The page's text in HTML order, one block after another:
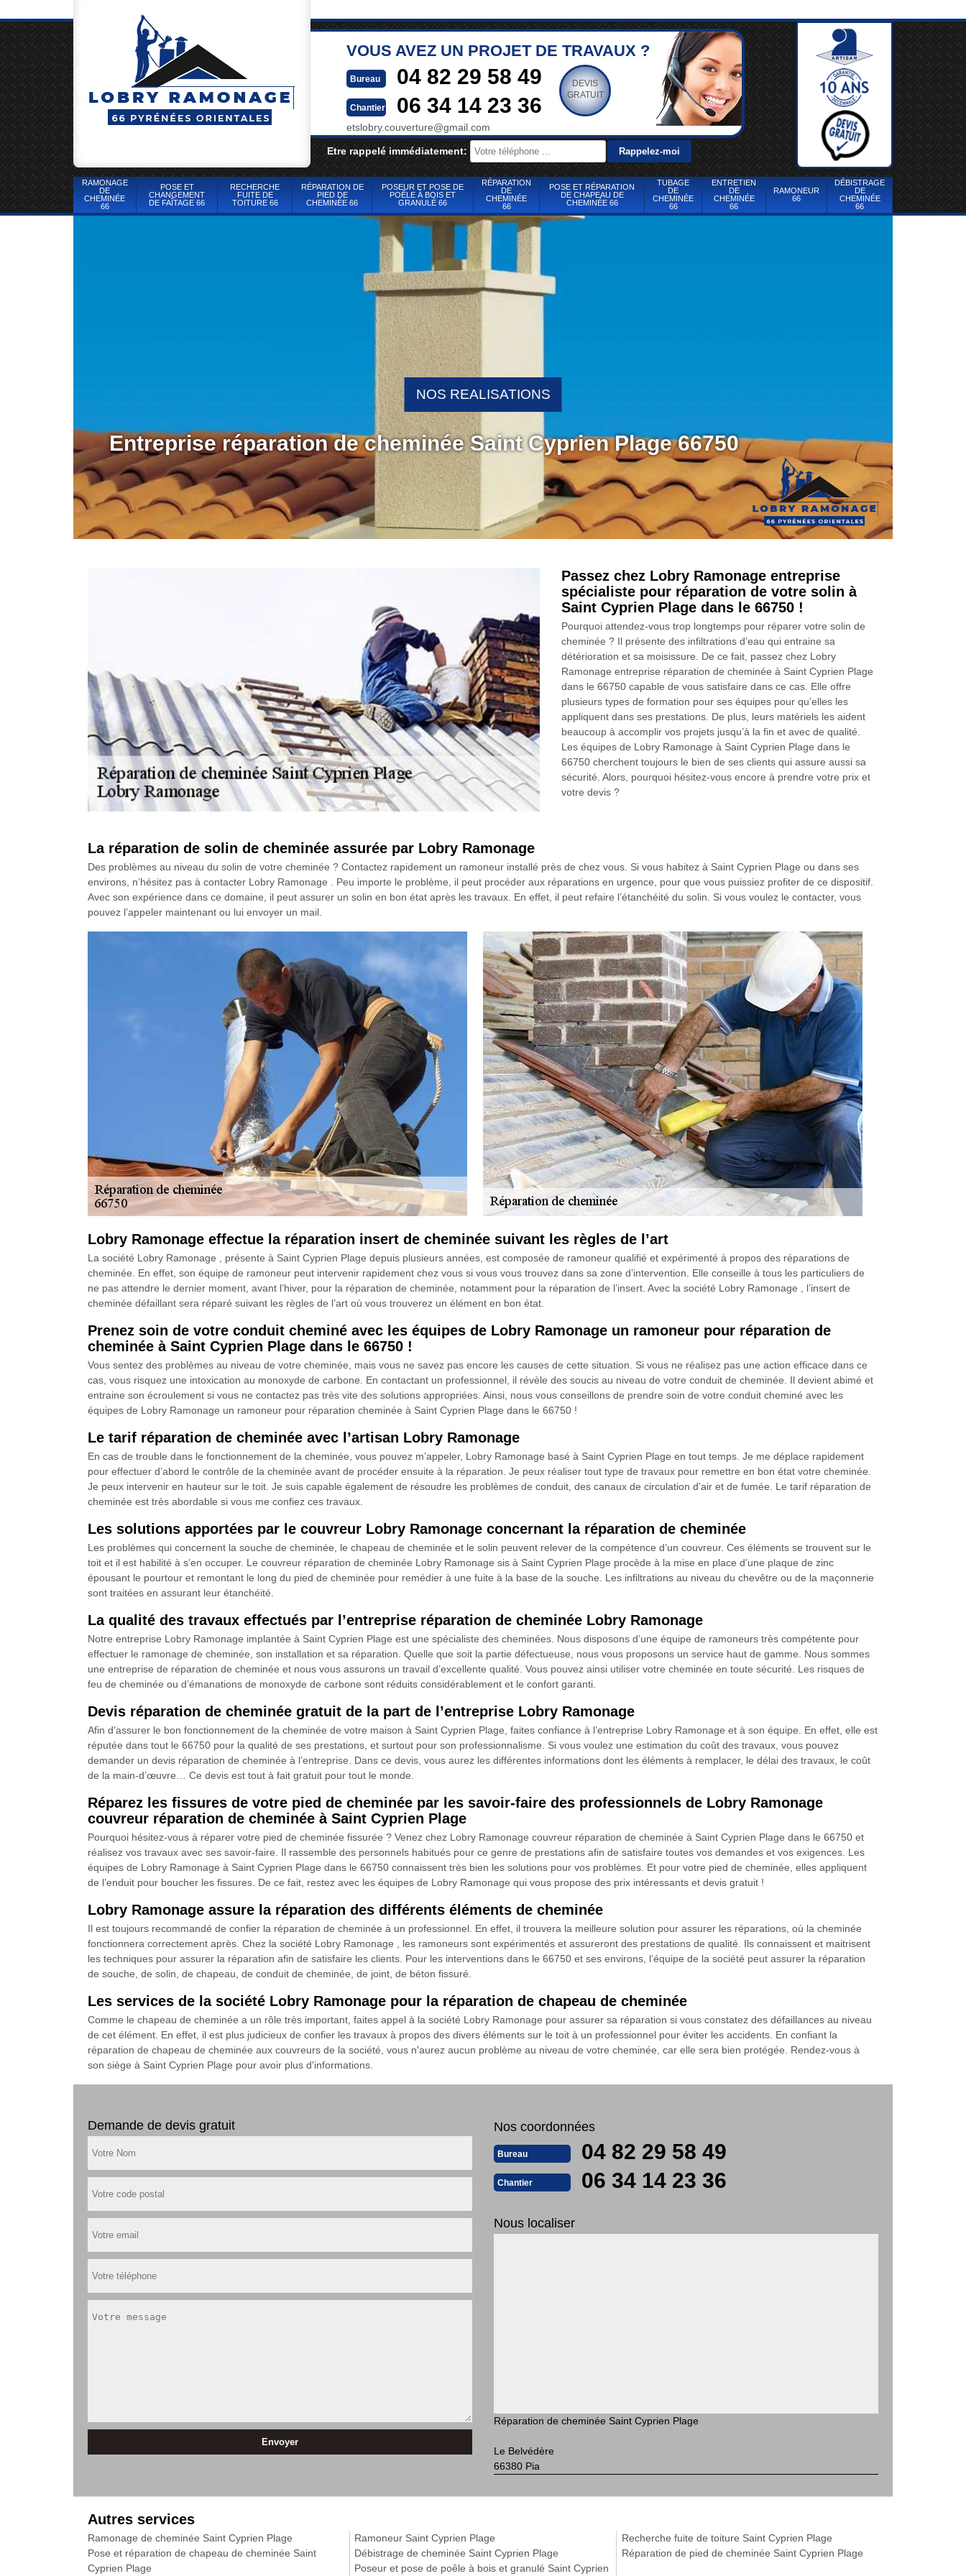
VOUS AVEZ UN PROJET DE TRAVAUX ?
Bureau 04 82 29 58 49
Chantier 06 34 14 23 36
etslobry.couverture@gmail.com
DEVIS
GRATUIT
Etre rappelé immédiatement:
RAMONAGE
DE
CHEMINÉE
66
POSE ET
CHANGEMENT
DE FAÎTAGE 66
RECHERCHE
FUITE DE
TOITURE 66
RÉPARATION DE
PIED DE
CHEMINÉE 66
POSEUR ET POSE DE
POÊLE À BOIS ET
GRANULÉ 66
RÉPARATION
DE
CHEMINÉE
66
POSE ET RÉPARATION
DE CHAPEAU DE
CHEMINÉE 66
TUBAGE
DE
CHEMINÉE
66
ENTRETIEN
DE
CHEMINÉE
66
RAMONEUR
66
DÉBISTRAGE
DE
CHEMINÉE
66
Entreprise réparation de cheminée Saint Cyprien Plage 66750
NOS REALISATIONS
Passez chez Lobry Ramonage entreprise
spécialiste pour réparation de votre solin à
Saint Cyprien Plage dans le 66750 !
Pourquoi attendez-vous trop longtemps pour réparer votre solin de
cheminée ? Il présente des infiltrations d’eau qui entraine sa
détérioration et sa moisissure. De ce fait, passez chez Lobry
Ramonage entreprise réparation de cheminée à Saint Cyprien Plage
dans le 66750 capable de vous satisfaire dans ce cas. Elle offre
plusieurs types de formation pour ses équipes pour qu’elles les
appliquent dans ses prestations. De plus, leurs matériels les aident
beaucoup à accomplir vos projets jusqu’à la fin et avec de qualité.
Les équipes de Lobry Ramonage à Saint Cyprien Plage dans le
66750 cherchent toujours le bien de ses clients qui assure aussi sa
sécurité. Alors, pourquoi hésitez-vous encore à prendre votre prix et
votre devis ?
La réparation de solin de cheminée assurée par Lobry Ramonage
Des problèmes au niveau du solin de votre cheminée ? Contactez rapidement un ramoneur installé près de chez vous. Si vous habitez à Saint Cyprien Plage ou dans ses
environs, n’hésitez pas à contacter Lobry Ramonage . Peu importe le problème, il peut procéder aux réparations en urgence, pour que vous puissiez profiter de ce dispositif.
Avec son expérience dans ce domaine, il peut assurer un solin en bon état après les travaux. En effet, il peut refaire l’étanchéité du solin. Si vous voulez le contacter, vous
pouvez l’appeler maintenant ou lui envoyer un mail.
Lobry Ramonage effectue la réparation insert de cheminée suivant les règles de l’art
La société Lobry Ramonage , présente à Saint Cyprien Plage depuis plusieurs années, est composée de ramoneur qualifié et expérimenté à propos des réparations de
cheminée. En effet, son équipe de ramoneur peut intervenir rapidement chez vous si vous vous trouvez dans sa zone d’intervention. Elle conseille à tous les particuliers de
ne pas attendre le dernier moment, avant l’hiver, pour la réparation de cheminée, notamment pour la réparation de l’insert. Avec la société Lobry Ramonage , l’insert de
cheminée défaillant sera réparé suivant les règles de l’art où vous trouverez un élément en bon état.
Prenez soin de votre conduit cheminé avec les équipes de Lobry Ramonage un ramoneur pour réparation de
cheminée à Saint Cyprien Plage dans le 66750 !
Vous sentez des problèmes au niveau de votre cheminée, mais vous ne savez pas encore les causes de cette situation. Si vous ne réalisez pas une action efficace dans ce
cas, vous risquez une intoxication au monoxyde de carbone. En contactant un professionnel, il révèle des soucis au niveau de votre conduit de cheminée. Il devient abimé et
entraine son écroulement si vous ne contactez pas très vite des solutions appropriées. Ainsi, nous vous conseillons de prendre soin de votre conduit cheminé avec les
équipes de Lobry Ramonage un ramoneur pour réparation cheminée à Saint Cyprien Plage dans le 66750 !
Le tarif réparation de cheminée avec l’artisan Lobry Ramonage
En cas de trouble dans le fonctionnement de la cheminée, vous pouvez m’appeler, Lobry Ramonage basé à Saint Cyprien Plage en tout temps. Je me déplace rapidement
pour effectuer d’abord le contrôle de la cheminée avant de procéder ensuite à la réparation. Je peux réaliser tout type de travaux pour remettre en bon état votre cheminée.
Je peux intervenir en hauteur sur le toit. Je suis capable également de résoudre les problèmes de conduit, des canaux de circulation d’air et de fumée. Le tarif réparation de
cheminée est très abordable si vous me confiez ces travaux.
Les solutions apportées par le couvreur Lobry Ramonage concernant la réparation de cheminée
Les problèmes qui concernent la souche de cheminée, le chapeau de cheminée et le solin peuvent relever de la compétence d’un couvreur. Ces éléments se trouvent sur le
toit et il est habilité à s’en occuper. Le couvreur réparation de cheminée Lobry Ramonage sis à Saint Cyprien Plage procède à la mise en place d’une plaque de zinc
épousant le pourtour et remontant le long du pied de cheminée pour remédier à une fuite à la base de la souche. Les infiltrations au niveau du chevêtre ou de la maçonnerie
sont traitées en assurant leur étanchéité.
La qualité des travaux effectués par l’entreprise réparation de cheminée Lobry Ramonage
Notre entreprise Lobry Ramonage implantée à Saint Cyprien Plage est une spécialiste des cheminées. Nous disposons d’une équipe de ramoneurs très compétente pour
effectuer le ramonage de cheminée, son installation et sa réparation. Quelle que soit la partie défectueuse, nous vous proposons un service haut de gamme. Nous sommes
une entreprise de réparation de cheminée et nous vous assurons un travail d’excellente qualité. Vous pouvez ainsi utiliser votre cheminée en toute sécurité. Les risques de
feu de cheminée ou d’émanations de monoxyde de carbone sont réduits considérablement et le confort garanti.
Devis réparation de cheminée gratuit de la part de l’entreprise Lobry Ramonage
Afin d’assurer le bon fonctionnement de la cheminée de votre maison à Saint Cyprien Plage, faites confiance à l’entreprise Lobry Ramonage et à son équipe. En effet, elle est
réputée dans tout le 66750 pour la qualité de ses prestations, et surtout pour son professionnalisme. Si vous voulez une estimation du coût des travaux, vous pouvez
demander un devis réparation de cheminée à l’entreprise. Dans ce devis, vous aurez les différentes informations dont les éléments à remplacer, le délai des travaux, le coût
de la main-d’œuvre… Ce devis est tout à fait gratuit pour tout le monde.
Réparez les fissures de votre pied de cheminée par les savoir-faire des professionnels de Lobry Ramonage
couvreur réparation de cheminée à Saint Cyprien Plage
Pourquoi hésitez-vous à réparer votre pied de cheminée fissurée ? Venez chez Lobry Ramonage couvreur réparation de cheminée à Saint Cyprien Plage dans le 66750 et
réalisez vos travaux avec ses savoir-faire. Il rassemble des personnels habitués pour ce genre de prestations afin de satisfaire toutes vos demandes et vos exigences. Les
équipes de Lobry Ramonage à Saint Cyprien Plage dans le 66750 connaissent très bien les solutions pour vos problèmes. Et pour votre pied de cheminée, elles appliquent
de l’enduit pour boucher les fissures. De ce fait, restez avec les équipes de Lobry Ramonage qui vous propose des prix intéressants et devis gratuit !
Lobry Ramonage assure la réparation des différents éléments de cheminée
Il est toujours recommandé de confier la réparation de cheminée à un professionnel. En effet, il trouvera la meilleure solution pour assurer les réparations, où la cheminée
fonctionnera correctement après. Chez la société Lobry Ramonage , les ramoneurs sont expérimentés et assureront des prestations de qualité. Ils connaissent et maitrisent
les techniques pour assurer la réparation afin de satisfaire les clients. Pour les interventions dans le 66750 et ses environs, l’équipe de la société peut assurer la réparation
de souche, de solin, de chapeau, de conduit de cheminée, de joint, de béton fissuré.
Les services de la société Lobry Ramonage pour la réparation de chapeau de cheminée
Comme le chapeau de cheminée a un rôle très important, faites appel à la société Lobry Ramonage pour assurer sa réparation si vous constatez des défaillances au niveau
de cet élément. En effet, il est plus judicieux de confier les travaux à propos des divers éléments sur le toit à un professionnel pour éviter les accidents. En confiant la
réparation de chapeau de cheminée aux couvreurs de la société, vous n'aurez aucun problème au niveau de votre cheminée, car elle sera bien protégée. Rendez-vous à
son siège à Saint Cyprien Plage pour avoir plus d'informations.
Demande de devis gratuit Nos coordonnées
Bureau 04 82 29 58 49
Chantier 06 34 14 23 36
Nous localiser
Réparation de cheminée Saint Cyprien Plage
Le Belvédère
66380 Pia
Autres services
Ramonage de cheminée Saint Cyprien Plage
Pose et réparation de chapeau de cheminée Saint
Cyprien Plage
Ramoneur Saint Cyprien Plage
Débistrage de cheminée Saint Cyprien Plage
Poseur et pose de poêle à bois et granulé Saint Cyprien
Recherche fuite de toiture Saint Cyprien Plage
Réparation de pied de cheminée Saint Cyprien Plage